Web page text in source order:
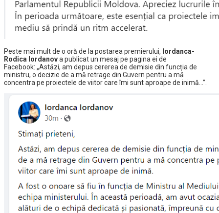
Peste mai mult de o oră de la postarea premierului, Iordanca-
Rodica Iordanova publicat un mesaj pe pagina ei de
Facebook: „Astăzi, am depus cererea de demisie din funcția de
ministru, o decizie de a mă retrage din Guvern pentru a mă
concentra pe proiectele de viitor care îmi sunt aproape de inimă…”.